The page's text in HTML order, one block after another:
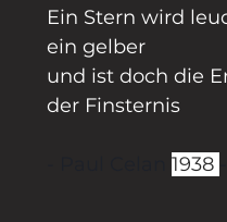
Ein Stern wird
ein gelber
und ist doch die
der Finsternis
1938